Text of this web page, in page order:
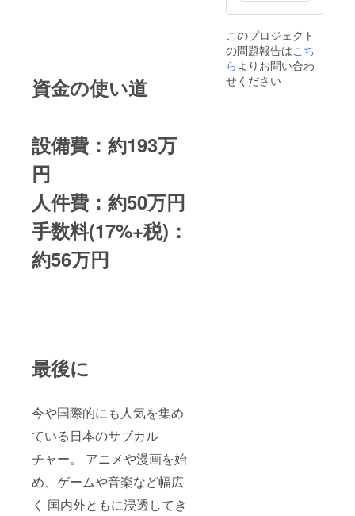
資金の使い道
設備費：約193万
円
人件費：約50万円
手数料(17%+税)：
約56万円
最後に
今や国際的にも人気を集め
ている日本のサブカル
チャー。 アニメや漫画を始
め、ゲームや音楽など幅広
く 国内外ともに浸透してき
このプロジェクト
の問題報告はこち
らよりお問い合わ
せください